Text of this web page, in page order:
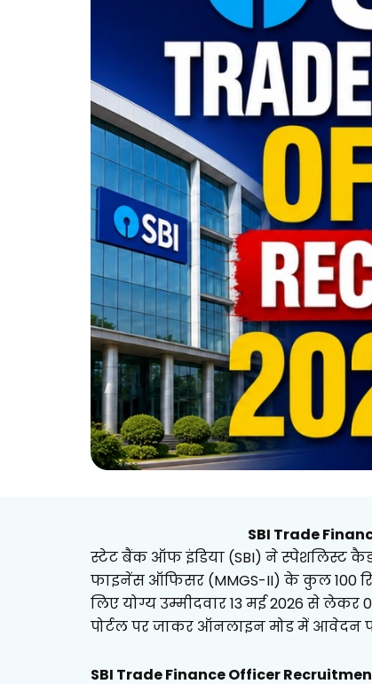
SBI Trade
स्टेट बैंक ऑफ इंडिया (SBI) ने स्पेशलिस्ट
फाइनेंस ऑफिसर (MMGS-II) के कुल 100
लिए योग्य उम्मीदवार 13 मई 2026 से
पोर्टल पर जाकर ऑनलाइन मोड में आवेदन
SBI Trade Finance Officer